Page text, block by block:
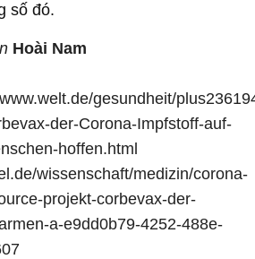
số đó.
Hoài Nam
gesundheit/
der-Corona-Impfstoff-auf-
hoffen.html
wissenschaft/medizin/corona-
projekt-corbevax-der-
a-e9dd0b79-4252-488e-